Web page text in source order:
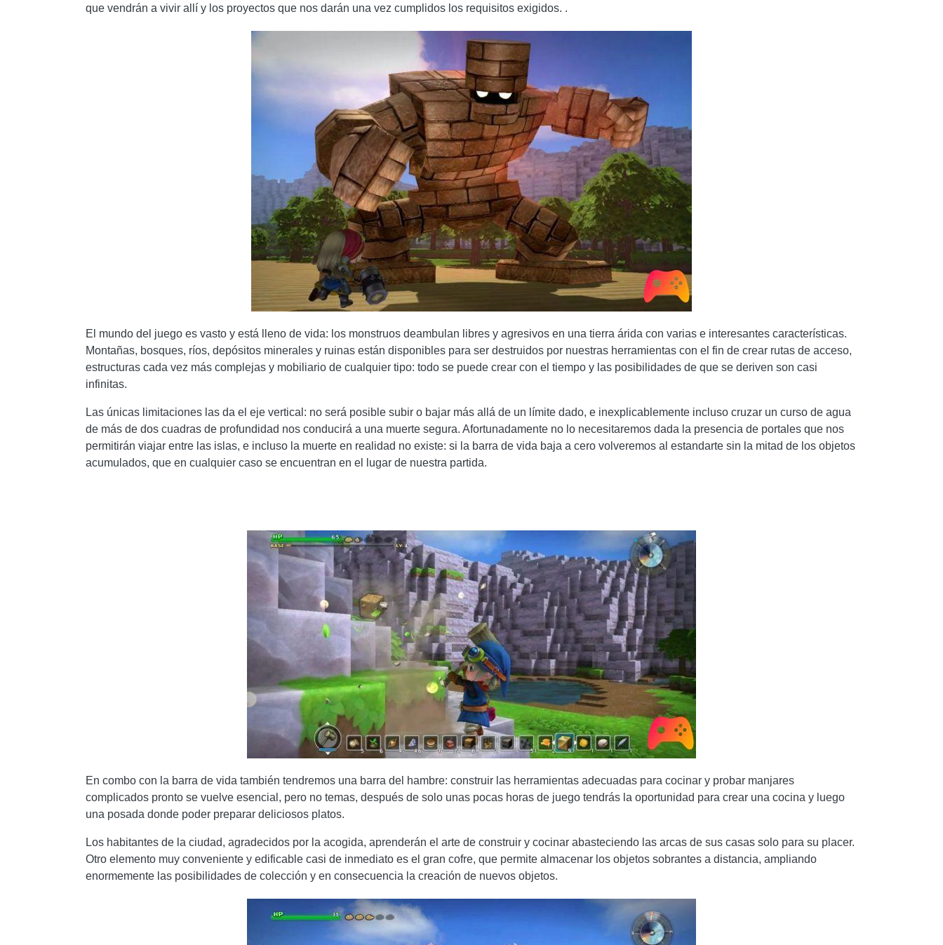
que vendrán a vivir allí y los proyectos que nos darán una vez cumplidos los requisitos exigidos. .
El mundo del juego es vasto y está lleno de vida: los monstruos deambulan libres y agresivos en una tierra árida con varias e interesantes características.
Montañas, bosques, ríos, depósitos minerales y ruinas están disponibles para ser destruidos por nuestras herramientas con el fin de crear rutas de acceso,
estructuras cada vez más complejas y mobiliario de cualquier tipo: todo se puede crear con el tiempo y las posibilidades de que se deriven son casi
infinitas.
Las únicas limitaciones las da el eje vertical: no será posible subir o bajar más allá de un límite dado, e inexplicablemente incluso cruzar un curso de agua
de más de dos cuadras de profundidad nos conducirá a una muerte segura. Afortunadamente no lo necesitaremos dada la presencia de portales que nos
permitirán viajar entre las islas, e incluso la muerte en realidad no existe: si la barra de vida baja a cero volveremos al estandarte sin la mitad de los objetos
acumulados, que en cualquier caso se encuentran en el lugar de nuestra partida.
En combo con la barra de vida también tendremos una barra del hambre: construir las herramientas adecuadas para cocinar y probar manjares
complicados pronto se vuelve esencial, pero no temas, después de solo unas pocas horas de juego tendrás la oportunidad para crear una cocina y luego
una posada donde poder preparar deliciosos platos.
Los habitantes de la ciudad, agradecidos por la acogida, aprenderán el arte de construir y cocinar abasteciendo las arcas de sus casas solo para su placer.
Otro elemento muy conveniente y edificable casi de inmediato es el gran cofre, que permite almacenar los objetos sobrantes a distancia, ampliando
enormemente las posibilidades de colección y en consecuencia la creación de nuevos objetos.